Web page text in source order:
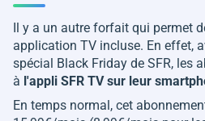
Il y a un autre forfait qui permet
application TV incluse. En effet,
spécial Black Friday de SFR, les
à l'appli SFR TV sur leur
En temps normal, cet